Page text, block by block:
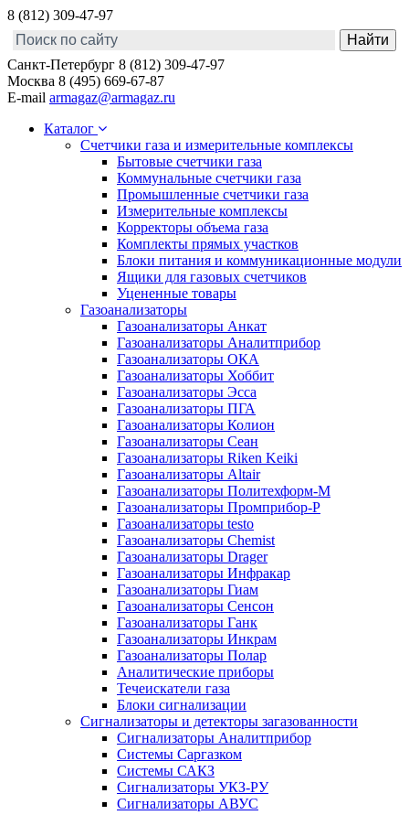
8 (812) 309-47-97
Санкт-Петербург 8 (812) 309-47-97
Москва 8 (495) 669-67-87
E-mail armagaz@armagaz.ru
Каталог
Счетчики газа и измерительные комплексы
Бытовые счетчики газа
Коммунальные счетчики газа
Промышленные счетчики газа
Измерительные комплексы
Корректоры объема газа
Комплекты прямых участков
Блоки питания и коммуникационные модули
Ящики для газовых счетчиков
Уцененные товары
Газоанализаторы
Газоанализаторы Анкат
Газоанализаторы Аналитприбор
Газоанализаторы ОКА
Газоанализаторы Хоббит
Газоанализаторы Эсса
Газоанализаторы ПГА
Газоанализаторы Колион
Газоанализаторы Сеан
Газоанализаторы Riken Keiki
Газоанализаторы Altair
Газоанализаторы Политехформ-М
Газоанализаторы Промприбор-Р
Газоанализаторы testo
Газоанализаторы Chemist
Газоанализаторы Drager
Газоанализаторы Инфракар
Газоанализаторы Гиам
Газоанализаторы Сенсон
Газоанализаторы Ганк
Газоанализаторы Инкрам
Газоанализаторы Полар
Аналитические приборы
Течеискатели газа
Блоки сигнализации
Сигнализаторы и детекторы загазованности
Сигнализаторы Аналитприбор
Системы Саргазком
Системы САКЗ
Сигнализаторы УКЗ-РУ
Сигнализаторы АВУС